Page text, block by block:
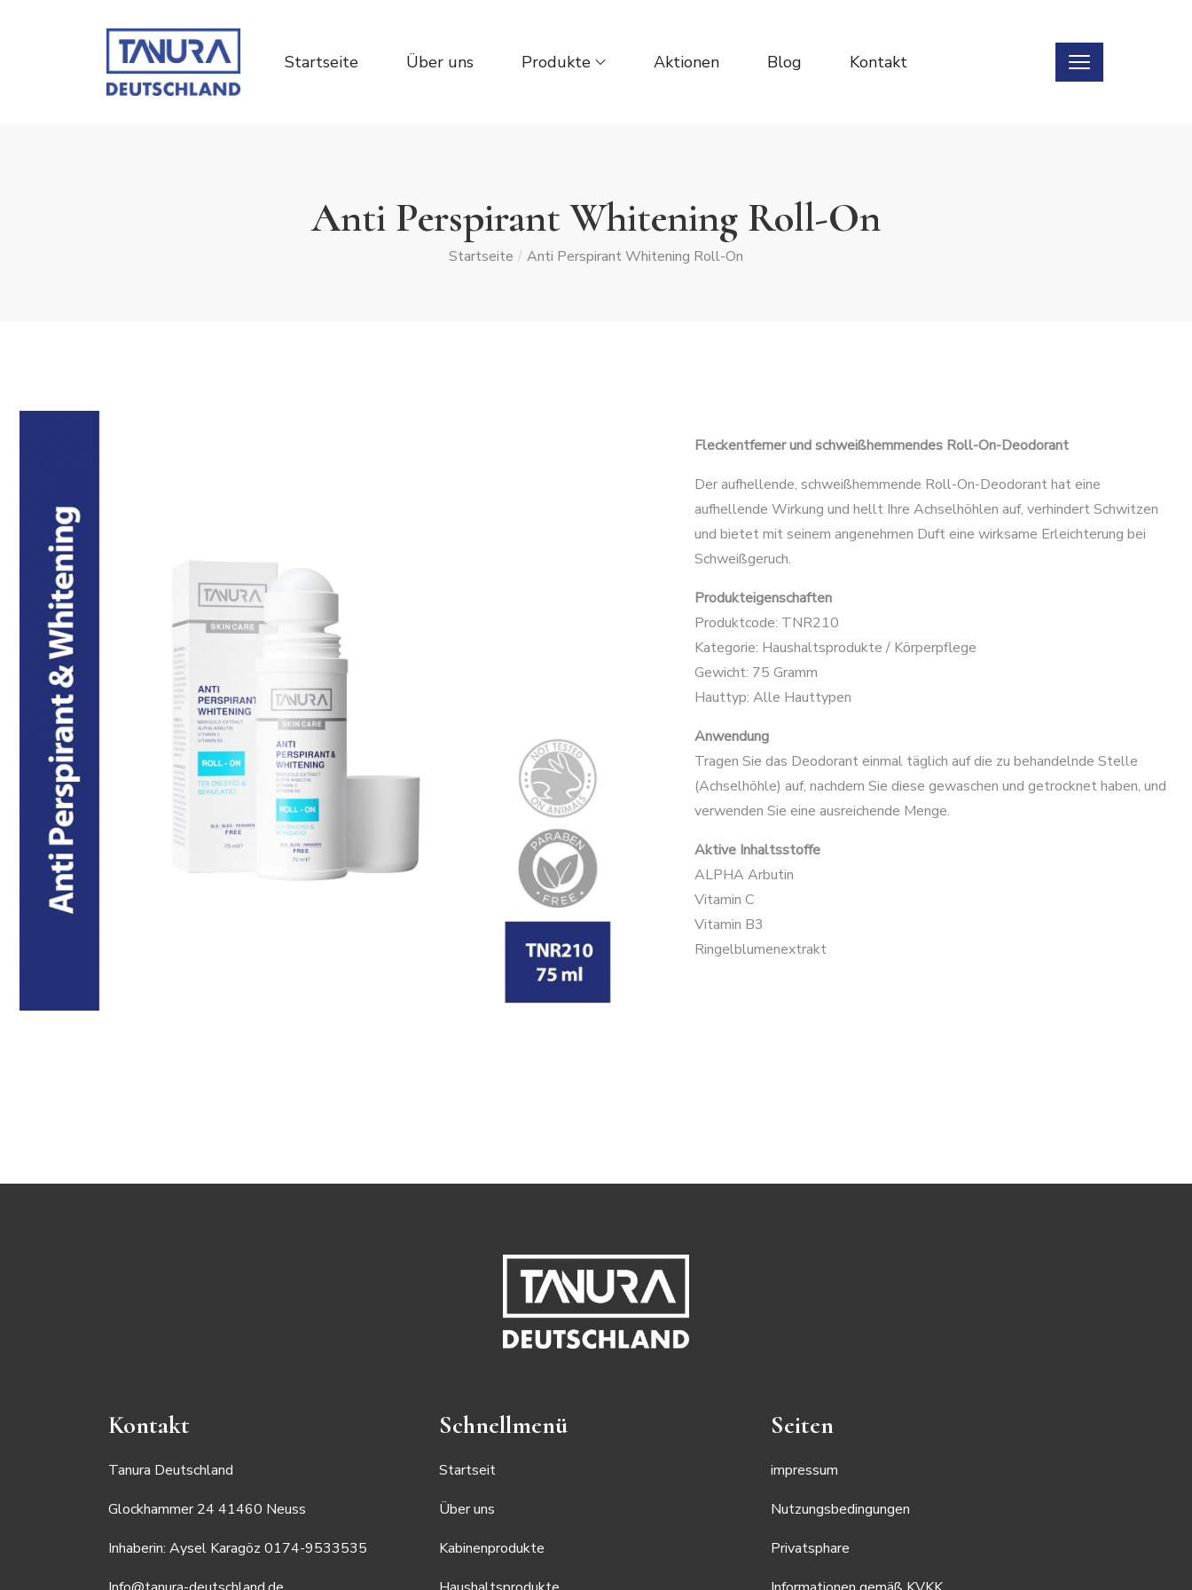
Startseite Über uns Produkte Aktionen Blog Kontakt
Anti Perspirant Whitening Roll-On
Startseite / Anti Perspirant Whitening Roll-On
Fleckentferner und schweißhemmendes Roll-On-Deodorant
Der aufhellende, schweißhemmende Roll-On-Deodorant hat eine
aufhellende Wirkung und hellt Ihre Achselhöhlen auf, verhindert Schwitzen
und bietet mit seinem angenehmen Duft eine wirksame Erleichterung bei
Schweißgeruch.
Produkteigenschaften
Produktcode: TNR210
Kategorie: Haushaltsprodukte / Körperpflege
Gewicht: 75 Gramm
Hauttyp: Alle Hauttypen
Anwendung
Tragen Sie das Deodorant einmal täglich auf die zu behandelnde Stelle
(Achselhöhle) auf, nachdem Sie diese gewaschen und getrocknet haben, und
verwenden Sie eine ausreichende Menge.
Aktive Inhaltsstoffe
ALPHA Arbutin
Vitamin C
Vitamin B3
Ringelblumenextrakt
Kontakt
Tanura Deutschland
Glockhammer 24 41460 Neuss
Inhaberin: Aysel Karagöz 0174-9533535
Schnellmenü
Startseit
Über uns
Kabinenprodukte
Seiten
impressum
Nutzungsbedingungen
Privatsphare